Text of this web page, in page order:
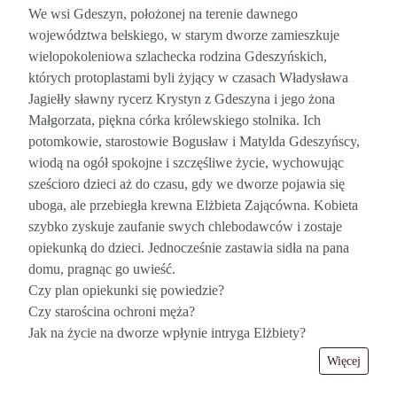
We wsi Gdeszyn, położonej na terenie dawnego
województwa bełskiego, w starym dworze zamieszkuje
wielopokoleniowa szlachecka rodzina Gdeszyńskich,
których protoplastami byli żyjący w czasach Władysława
Jagiełły sławny rycerz Krystyn z Gdeszyna i jego żona
Małgorzata, piękna córka królewskiego stolnika. Ich
potomkowie, starostowie Bogusław i Matylda Gdeszyńscy,
wiodą na ogół spokojne i szczęśliwe życie, wychowując
sześcioro dzieci aż do czasu, gdy we dworze pojawia się
uboga, ale przebiegła krewna Elżbieta Zającówna. Kobieta
szybko zyskuje zaufanie swych chlebodawców i zostaje
opiekunką do dzieci. Jednocześnie zastawia sidła na pana
domu, pragnąc go uwieść.
Czy plan opiekunki się powiedzie?
Czy starościna ochroni męża?
Jak na życie na dworze wpłynie intryga Elżbiety?
Więcej